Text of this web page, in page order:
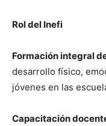
Rol del Inefi
Formación integral
desarrollo físico,
jóvenes en las
Capacitación